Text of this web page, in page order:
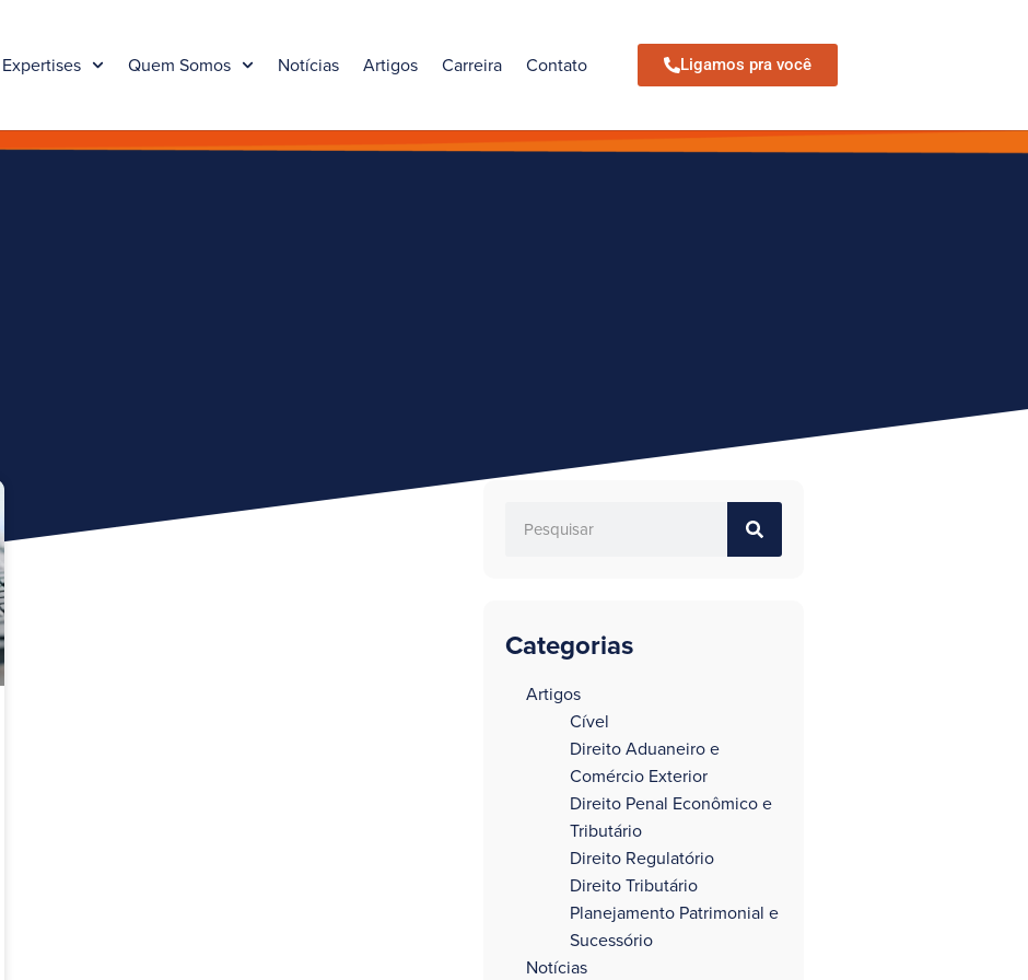
Expertises Quem Somos Notícias Artigos Carreira Contato Ligamos pra você
Categorias
Artigos
Cível
Direito Aduaneiro e
Comércio Exterior
Direito Penal Econômico e
Tributário
Direito Regulatório
Direito Tributário
Planejamento Patrimonial e
Sucessório
Notícias